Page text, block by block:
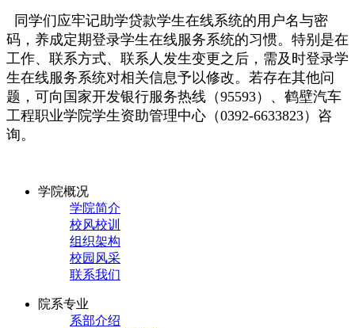
同学们应牢记助学贷款学生在线系统的用户名与密
码，养成定期登录学生在线服务系统的习惯。特别是在
工作、联系方式、联系人发生变更之后，需及时登录学
生在线服务系统对相关信息予以修改。若存在其他问
题，可向国家开发银行服务热线（95593）、鹤壁汽车
工程职业学院学生资助管理中心（0392-6633823）咨
询。
学院概况
学院简介
校风校训
组织架构
校园风采
联系我们
院系专业
系部介绍